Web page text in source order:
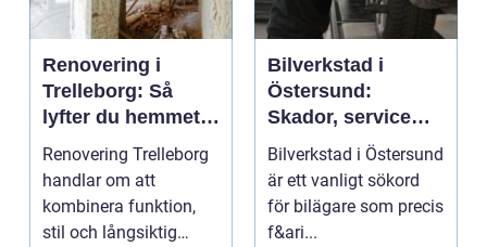
Renovering i
Trelleborg: Så
lyfter du hemmet
på ett smart sätt
Renovering Trelleborg
handlar om att
kombinera funktion,
stil och långsiktig
Bilverkstad i
Östersund:
Skador, service
och smarta val för
din bil
Bilverkstad i Östersund
är ett vanligt sökord
för bilägare som precis
f&ari...